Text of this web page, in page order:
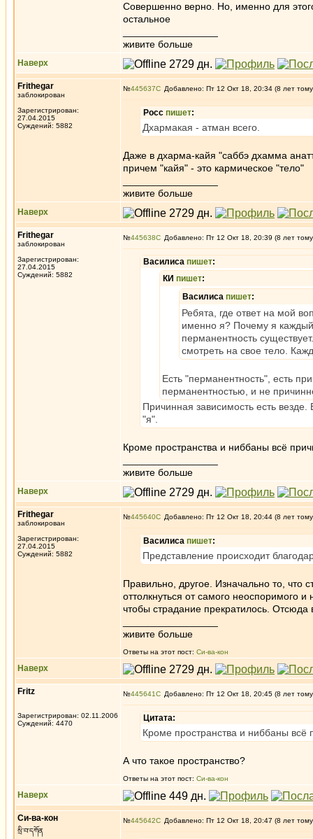
Совершенно верно. Но, именно для
остальное
живите больше
Наверх
Frithegar
заблокирован
Зарегистрирован:
27.04.2015
Суждений: 5882
№445637 Добавлено: Пт 12 Окт 18, 20:34 (8 лет
Росс пишет:
Дхармакая - атман всего.
Даже в дхарма-кайя "саббэ дхамма
причем "кайя" - это кармическое "тело"
живите больше
Наверх
Frithegar
заблокирован
Зарегистрирован:
27.04.2015
Суждений: 5882
№445638 Добавлено: Пт 12 Окт 18, 20:39 (8 лет
Василиса пишет:
КИ пишет:
Василиса пишет:
Ребята, где ответ на мой
именно я? Почему я каждый
перманентность
смотреть на свое тело.
Есть "перманентность", есть
перманентностью, и не
Причинная зависимость есть
"я".
Кроме пространства и ниббаны всё
живите больше
Наверх
Frithegar
заблокирован
Зарегистрирован:
27.04.2015
Суждений: 5882
№445640 Добавлено: Пт 12 Окт 18, 20:44 (8 лет
Василиса пишет:
Представление происходит
Правильно, другое. Изначально то, что
оттолкнуться от самого неоспоримого
чтобы страдание прекратилось.
живите больше
Ответы на этот пост: Си-ва-кон
Наверх
Fritz
Зарегистрирован: 02.11.2006
Суждений: 4470
№445641 Добавлено: Пт 12 Окт 18, 20:45 (8 лет
Цитата:
Кроме пространства и ниббаны всё
А что такое пространство?
Ответы на этот пост: Си-ва-кон
Наверх
Си-ва-кон
སྲི་བ་དཀོན
№445642 Добавлено: Пт 12 Окт 18, 20:47 (8 лет